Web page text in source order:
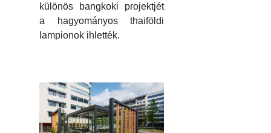
különös bangkoki projektjét
a hagyományos thaiföldi
lampionok ihlették.